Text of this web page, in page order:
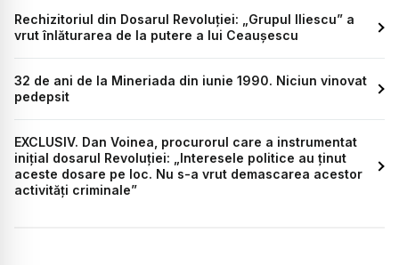
Rechizitoriul din Dosarul Revoluției: „Grupul Iliescu” a
vrut înlăturarea de la putere a lui Ceaușescu
32 de ani de la Mineriada din iunie 1990. Niciun vinovat
pedepsit
EXCLUSIV. Dan Voinea, procurorul care a instrumentat
inițial dosarul Revoluției: „Interesele politice au ținut
aceste dosare pe loc. Nu s-a vrut demascarea acestor
activități criminale”